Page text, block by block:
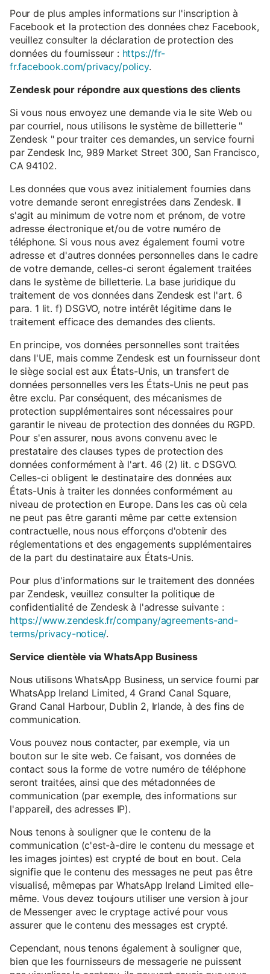
Pour de plus amples informations sur l'inscription à
Facebook et la protection des données chez Facebook,
veuillez consulter la déclaration de protection des
données du fournisseur : https://fr-
fr.facebook.com/privacy/policy.
Zendesk pour répondre aux questions des clients
Si vous nous envoyez une demande via le site Web ou
par courriel, nous utilisons le système de billetterie "
Zendesk " pour traiter ces demandes, un service fourni
par Zendesk Inc, 989 Market Street 300, San Francisco,
CA 94102.
Les données que vous avez initialement fournies dans
votre demande seront enregistrées dans Zendesk. Il
s'agit au minimum de votre nom et prénom, de votre
adresse électronique et/ou de votre numéro de
téléphone. Si vous nous avez également fourni votre
adresse et d'autres données personnelles dans le cadre
de votre demande, celles-ci seront également traitées
dans le système de billetterie. La base juridique du
traitement de vos données dans Zendesk est l'art. 6
para. 1 lit. f) DSGVO, notre intérêt légitime dans le
traitement efficace des demandes des clients.
En principe, vos données personnelles sont traitées
dans l'UE, mais comme Zendesk est un fournisseur dont
le siège social est aux États-Unis, un transfert de
données personnelles vers les États-Unis ne peut pas
être exclu. Par conséquent, des mécanismes de
protection supplémentaires sont nécessaires pour
garantir le niveau de protection des données du RGPD.
Pour s'en assurer, nous avons convenu avec le
prestataire des clauses types de protection des
données conformément à l'art. 46 (2) lit. c DSGVO.
Celles-ci obligent le destinataire des données aux
États-Unis à traiter les données conformément au
niveau de protection en Europe. Dans les cas où cela
ne peut pas être garanti même par cette extension
contractuelle, nous nous efforçons d'obtenir des
réglementations et des engagements supplémentaires
de la part du destinataire aux États-Unis.
Pour plus d'informations sur le traitement des données
par Zendesk, veuillez consulter la politique de
confidentialité de Zendesk à l'adresse suivante :
https://www.zendesk.fr/company/agreements-and-
terms/privacy-notice/.
Service clientèle via WhatsApp Business
Nous utilisons WhatsApp Business, un service fourni par
WhatsApp Ireland Limited, 4 Grand Canal Square,
Grand Canal Harbour, Dublin 2, Irlande, à des fins de
communication.
Vous pouvez nous contacter, par exemple, via un
bouton sur le site web. Ce faisant, vos données de
contact sous la forme de votre numéro de téléphone
seront traitées, ainsi que des métadonnées de
communication (par exemple, des informations sur
l'appareil, des adresses IP).
Nous tenons à souligner que le contenu de la
communication (c'est-à-dire le contenu du message et
les images jointes) est crypté de bout en bout. Cela
signifie que le contenu des messages ne peut pas être
visualisé, mêmepas par WhatsApp Ireland Limited elle-
même. Vous devez toujours utiliser une version à jour
de Messenger avec le cryptage activé pour vous
assurer que le contenu des messages est crypté.
Cependant, nous tenons également à souligner que,
bien que les fournisseurs de messagerie ne puissent